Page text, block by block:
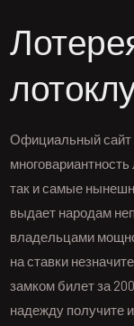
Официальный сайт
так и самые
выдает народам
владельцами
на ставки
замком билет за
надежду получите